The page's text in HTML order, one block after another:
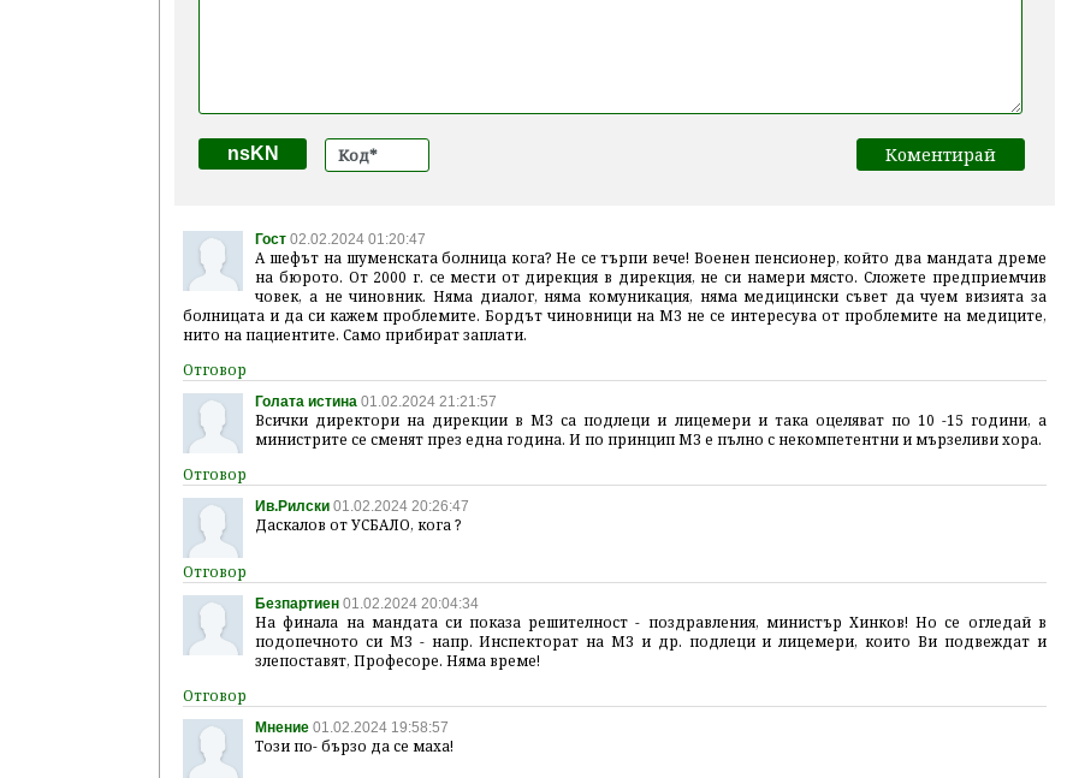
nsKN
Гост 02.02.2024 01:20:47
А шефът на шуменската болница кога? Не се търпи вече! Военен пенсионер, който два мандата дреме
на бюрото. От 2000 г. се мести от дирекция в дирекция, не си намери място. Сложете предприемчив
човек, а не чиновник. Няма диалог, няма комуникация, няма медицински съвет да чуем визията за
болницата и да си кажем проблемите. Бордът чиновници на МЗ не се интересува от проблемите на медиците,
нито на пациентите. Само прибират заплати.
Голата истина 01.02.2024 21:21:57
Всички директори на дирекции в МЗ са подлеци и лицемери и така оцеляват по 10 -15 години, а
министрите се сменят през една година. И по принцип МЗ е пълно с некомпетентни и мързеливи хора.
Ив.Рилски 01.02.2024 20:26:47
Даскалов от УСБАЛО, кога ?
Безпартиен 01.02.2024 20:04:34
На финала на мандата си показа решителност - поздравления, министър Хинков! Но се огледай в
подопечното си МЗ - напр. Инспекторат на МЗ и др. подлеци и лицемери, които Ви подвеждат и
злепоставят, Професоре. Няма време!
Мнение 01.02.2024 19:58:57
Този по- бързо да се маха!